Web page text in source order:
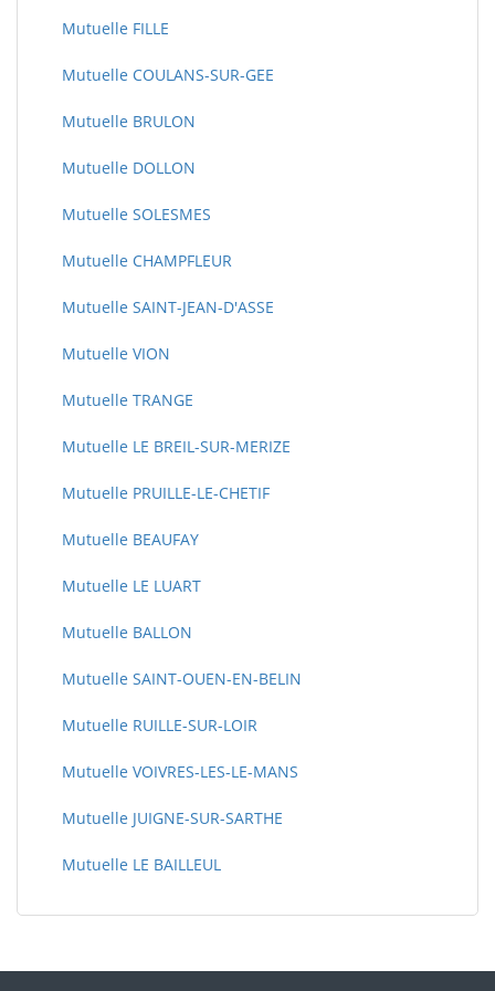
Mutuelle FILLE
Mutuelle COULANS-SUR-GEE
Mutuelle BRULON
Mutuelle DOLLON
Mutuelle SOLESMES
Mutuelle CHAMPFLEUR
Mutuelle SAINT-JEAN-D'ASSE
Mutuelle VION
Mutuelle TRANGE
Mutuelle LE BREIL-SUR-MERIZE
Mutuelle PRUILLE-LE-CHETIF
Mutuelle BEAUFAY
Mutuelle LE LUART
Mutuelle BALLON
Mutuelle SAINT-OUEN-EN-BELIN
Mutuelle RUILLE-SUR-LOIR
Mutuelle VOIVRES-LES-LE-MANS
Mutuelle JUIGNE-SUR-SARTHE
Mutuelle LE BAILLEUL